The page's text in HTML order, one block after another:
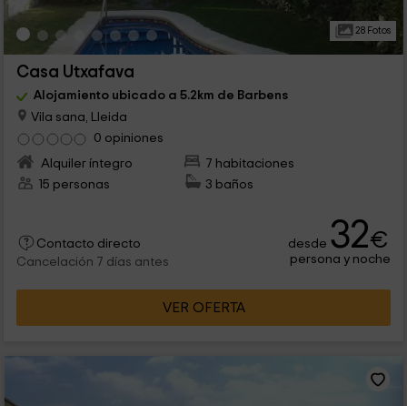
28 Fotos
Casa Utxafava
Alojamiento ubicado a 5.2km de Barbens
Vila sana, Lleida
0 opiniones
Alquiler íntegro
7 habitaciones
15 personas
3 baños
Contacto directo
Cancelación 7 días antes
desde 32€
persona y noche
VER OFERTA